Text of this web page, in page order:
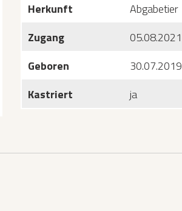
Herkunft
Abgabetier
Zugang
05.08.2021
Geboren
30.07.2019
Kastriert
ja